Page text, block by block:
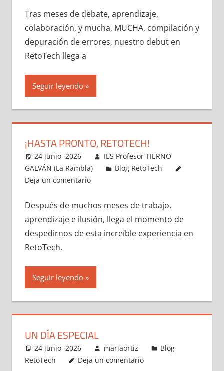
Tras meses de debate, aprendizaje,
colaboración, y mucha, MUCHA, compilación y
depuración de errores, nuestro debut en
RetoTech llega a
Seguir leyendo
¡HASTA PRONTO, RETOTECH!
24 junio, 2026
IES Profesor TIERNO
GALVÁN (La Rambla)
Blog RetoTech
Deja un comentario
Después de muchos meses de trabajo,
aprendizaje e ilusión, llega el momento de
despedirnos de esta increíble experiencia en
RetoTech.
Seguir leyendo
UN DÍA ESPECIAL
24 junio, 2026 mariaortiz
Blog
RetoTech
Deja un comentario